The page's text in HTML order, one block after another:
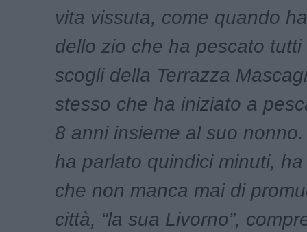
vita vissuta, come quando
dello zio che ha pescato
scogli della Terrazza
stesso che ha iniziato a
8 anni insieme al suo
ha parlato quindici minuti,
che non manca mai di
città, “la sua Livorno”,